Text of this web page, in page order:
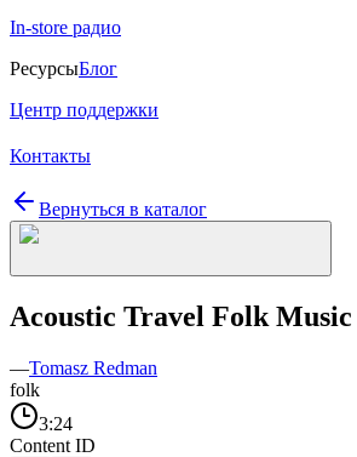
In-store радио
РесурсыБлог
Центр поддержки
Контакты
Вернуться в каталог
Acoustic Travel Folk Music
—Tomasz Redman
folk
3:24
Content ID